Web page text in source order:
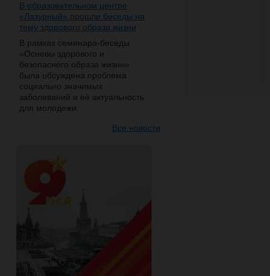
В образовательном центре
«Лазурный» прошли беседы на
тему здорового образа жизни
В рамках семинара-беседы
«Основы здорового и
безопасного образа жизни»
была обсуждена проблема
социально значимых
заболеваний и её актуальность
для молодежи.
Все новости